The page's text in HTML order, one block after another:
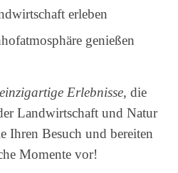
erleben
genießen
einzigartige Erlebnisse, die
Landwirtschaft und Natur
Ihren Besuch und bereiten
Momente vor!